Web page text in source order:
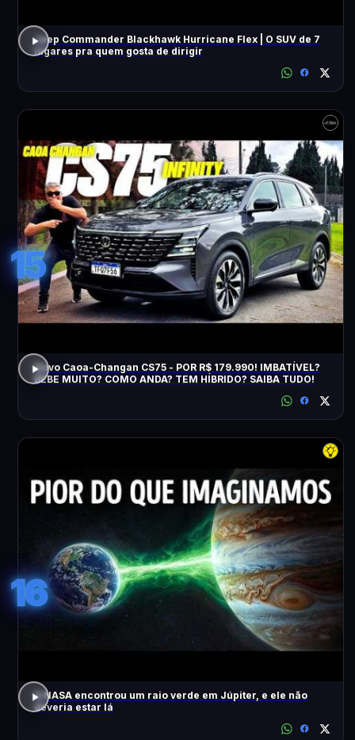
Jeep Commander Blackhawk Hurricane Flex | O SUV de 7
lugares pra quem gosta de dirigir
15
Novo Caoa-Changan CS75 - POR R$ 179.990! IMBATÍVEL?
BEBE MUITO? COMO ANDA? TEM HÍBRIDO? SAIBA TUDO!
16
A NASA encontrou um raio verde em Júpiter, e ele não
deveria estar lá